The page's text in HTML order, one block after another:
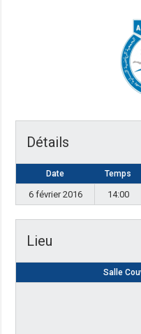
Détails
Date Temps
6 février 2016 14:00
Lieu
Salle